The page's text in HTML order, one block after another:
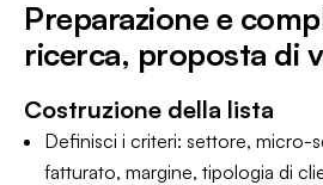
Preparazione e
ricerca, proposta di
Costruzione della lista
Definisci i criteri: settore, micro-
fatturato, margine, tipologia di